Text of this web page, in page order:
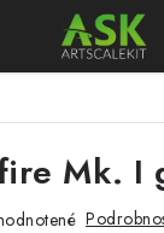
Mk. I